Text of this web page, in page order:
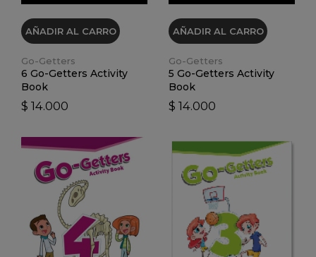
AÑADIR AL CARRO
Go-Getters
6 Go-Getters Activity
Book
$ 14.000
AÑADIR AL CARRO
Go-Getters
5 Go-Getters Activity
Book
$ 14.000
VER DETALLES VER DETALLES